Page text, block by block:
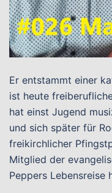
Er entstammt einer
ist heute
hat einst Jugend
und sich später für
freikirchlicher
Mitglied der
Peppers Lebensreise